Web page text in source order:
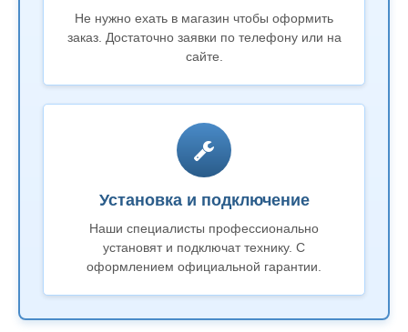
Не нужно ехать в магазин чтобы оформить
заказ. Достаточно заявки по телефону или на
сайте.
Установка и подключение
Наши специалисты профессионально
установят и подключат технику. С
оформлением официальной гарантии.